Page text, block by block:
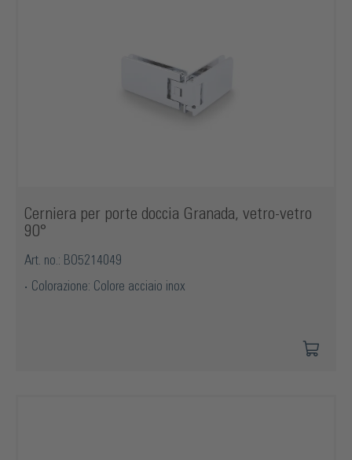
Cerniera per porte doccia Granada, vetro-vetro
90°
Art. no.: BO5214049
Colorazione: Colore acciaio inox